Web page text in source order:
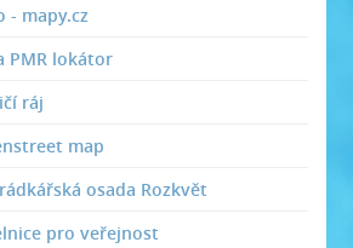
- mapy.cz
PMR lokátor
ráj
map
osada Rozkvět
pro veřejnost